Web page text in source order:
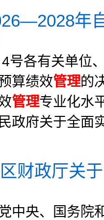
年
号各有关单位
算绩效管理的
管理专业化水
政府关于全面
财政厅关
中央、国务院